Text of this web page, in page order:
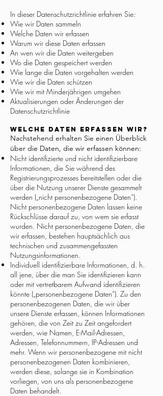
In dieser Datenschutzrichtlinie erfahren Sie:
Wie wir Daten sammeln
Welche Daten wir erfassen
Warum wir diese Daten erfassen
An wen wir die Daten weitergeben
Wo die Daten gespeichert werden
Wie lange die Daten vorgehalten werden
Wie wir die Daten schützen
Wie wir mit Minderjährigen umgehen
Aktualisierungen oder Änderungen der
Datenschutzrichtlinie
Welche Daten erfassen wir?
Nachstehend erhalten Sie einen Überblick
über die Daten, die wir erfassen können:
Nicht identifizierte und nicht identifizierbare
Informationen, die Sie während des
Registrierungsprozesses bereitstellen oder die
über die Nutzung unserer Dienste gesammelt
werden („nicht personenbezogene Daten“).
Nicht personenbezogene Daten lassen keine
Rückschlüsse darauf zu, von wem sie erfasst
wurden. Nicht personenbezogene Daten, die
wir erfassen, bestehen hauptsächlich aus
technischen und zusammengefassten
Nutzungsinformationen.
Individuell identifizierbare Informationen, d. h.
all jene, über die man Sie identifizieren kann
oder mit vertretbarem Aufwand identifizieren
könnte („personenbezogene Daten“). Zu den
personenbezogenen Daten, die wir über
unsere Dienste erfassen, können Informationen
gehören, die von Zeit zu Zeit angefordert
werden, wie Namen, E-Mail-Adressen,
Adressen, Telefonnummern, IP-Adressen und
mehr. Wenn wir personenbezogene mit nicht
personenbezogenen Daten kombinieren,
werden diese, solange sie in Kombination
vorliegen, von uns als personenbezogene
Daten behandelt.